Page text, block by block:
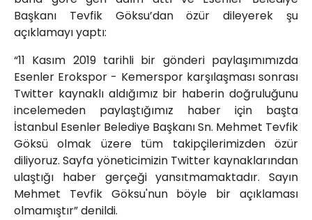
Başkanı Tevfik Göksu’dan özür dileyerek şu
açıklamayı yaptı:
“11 Kasım 2019 tarihli bir gönderi paylaşımımızda
Esenler Erokspor - Kemerspor karşılaşması sonrası
Twitter kaynaklı aldığımız bir haberin doğruluğunu
incelemeden paylaştığımız haber için başta
İstanbul Esenler Belediye Başkanı Sn. Mehmet Tevfik
Göksü olmak üzere tüm takipçilerimizden özür
diliyoruz. Sayfa yöneticimizin Twitter kaynaklarından
ulaştığı haber gerçeği yansıtmamaktadır. Sayın
Mehmet Tevfik Göksu'nun böyle bir açıklaması
olmamıştır” denildi.